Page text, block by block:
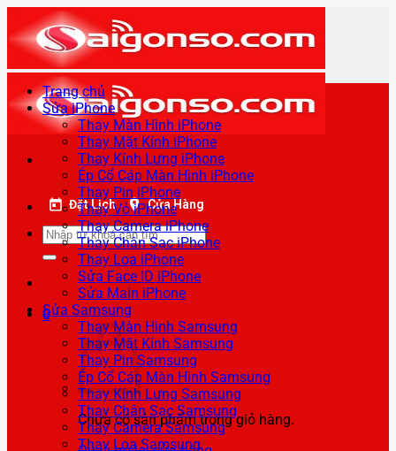
qua
nội
dung
Đặt Lịch Cửa Hàng
Tìm
kiếm:
0
Chưa có sản phẩm trong giỏ hàng.
Trang chủ
Sửa iPhone
Thay Màn Hình iPhone
Thay Mặt Kính iPhone
Thay Kính Lưng iPhone
Ép Cổ Cáp Màn Hình iPhone
Thay Pin iPhone
Thay Vỏ iPhone
Thay Camera iPhone
Thay Chân Sạc iPhone
Thay Loa iPhone
Sửa Face ID iPhone
Sửa Main iPhone
Sửa Samsung
Thay Màn Hình Samsung
Thay Mặt Kính Samsung
Thay Pin Samsung
Ép Cổ Cáp Màn Hình Samsung
Thay Kính Lưng Samsung
Thay Chân Sạc Samsung
Thay Camera Samsung
Thay Loa Samsung